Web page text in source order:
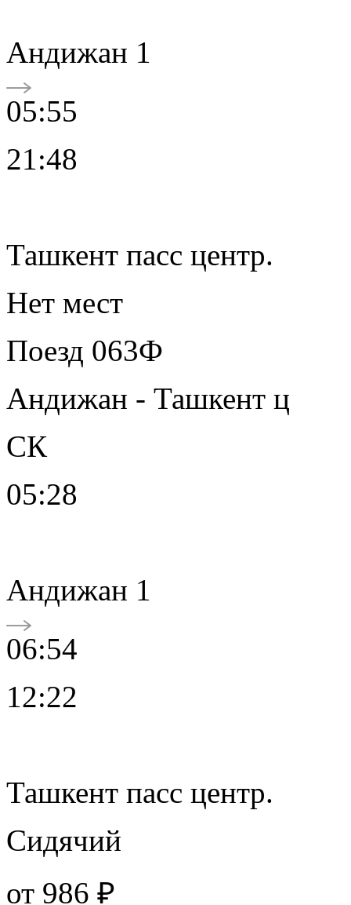
Андижан 1
05:55
21:48
Ташкент пасс центр.
Нет мест
Поезд 063Ф
Андижан - Ташкент ц
СК
05:28
Андижан 1
06:54
12:22
Ташкент пасс центр.
Сидячий
от 986 ₽